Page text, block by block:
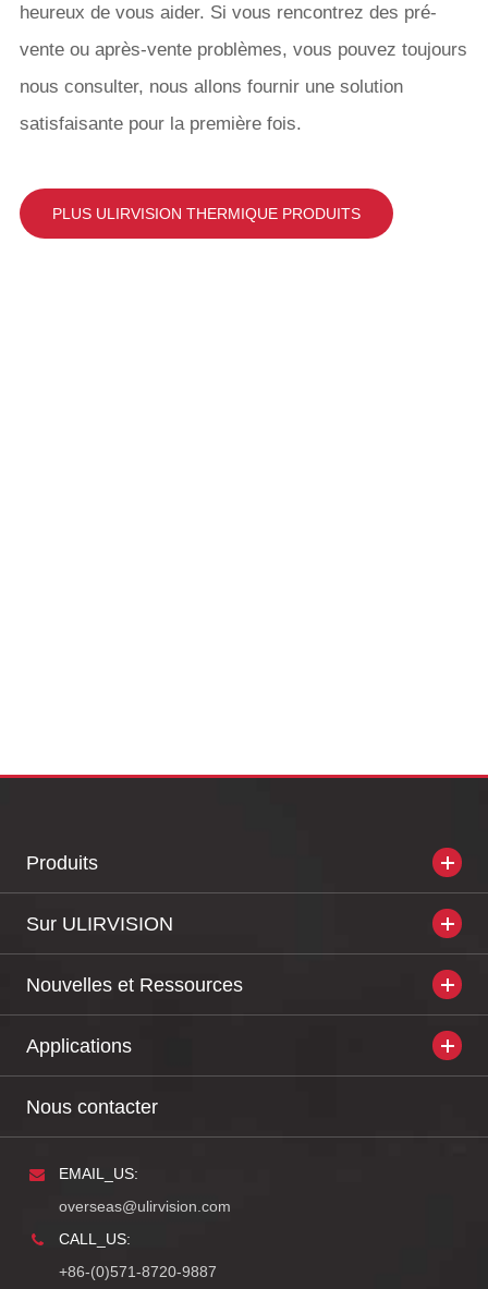
heureux de vous aider. Si vous rencontrez des pré-
vente ou après-vente problèmes, vous pouvez toujours
nous consulter, nous allons fournir une solution
satisfaisante pour la première fois.
PLUS ULIRVISION THERMIQUE PRODUITS
Produits
Sur ULIRVISION
Nouvelles et Ressources
Applications
Nous contacter
EMAIL_US:
overseas@ulirvision.com
CALL_US:
+86-(0)571-8720-9887